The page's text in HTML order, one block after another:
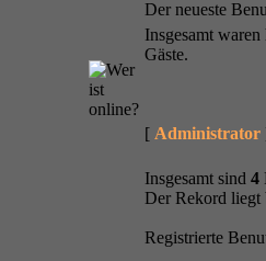
Der neueste
Insgesamt
Gäste.
[ Administrator
Insgesamt sind 4
Der Rekord liegt
Registrierte